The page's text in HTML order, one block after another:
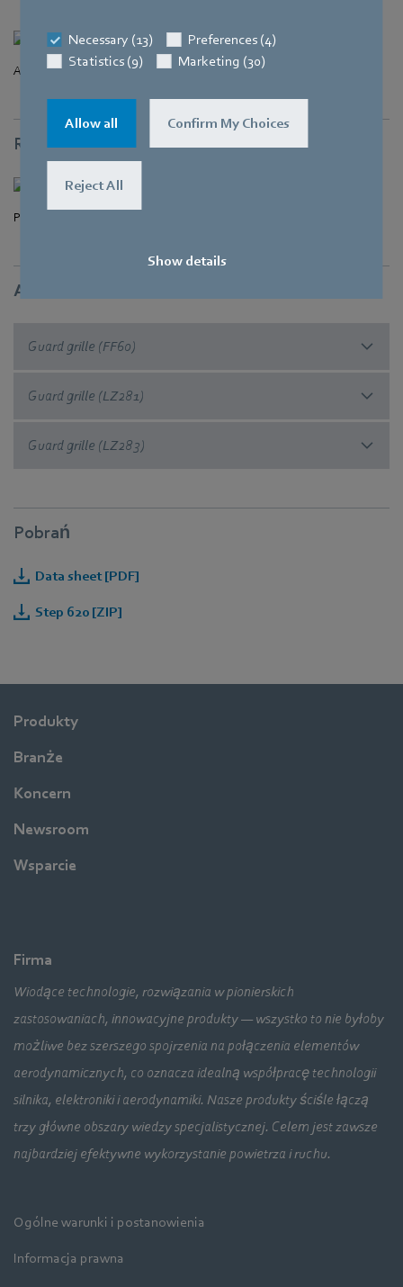
Necessary (13)
Preferences (4)
Statistics (9)
Marketing (30)
Allow all Confirm My Choices
Reject All
Show details
Air flow
Rysunek
Product drawing
Akcesoria
Guard grille (FF60)
Guard grille (LZ281)
Guard grille (LZ283)
Pobrań
Data sheet [PDF]
Step 620 [ZIP]
Produkty
Branże
Koncern
Newsroom
Wsparcie
Firma
Wiodące technologie, rozwiązania w pionierskich
zastosowaniach, innowacyjne produkty — wszystko to nie byłoby
możliwe bez szerszego spojrzenia na połączenia elementów
aerodynamicznych, co oznacza idealną współpracę technologii
silnika, elektroniki i aerodynamiki. Nasze produkty ściśle łączą
trzy główne obszary wiedzy specjalistycznej. Celem jest zawsze
najbardziej efektywne wykorzystanie powietrza i ruchu.
Ogólne warunki i postanowienia
Informacja prawna